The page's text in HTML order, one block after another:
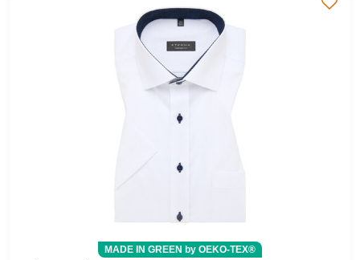
MADE IN GREEN by OEKO-TEX®